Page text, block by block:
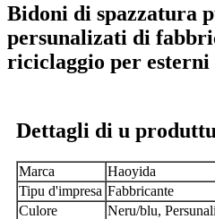
Bidoni di spazzatura
persunalizati di
riciclaggio per
Dettagli di u produttu
Marca
Haoyida
Tipu d'impresa Fabbricante
Culore
Neru/blu,